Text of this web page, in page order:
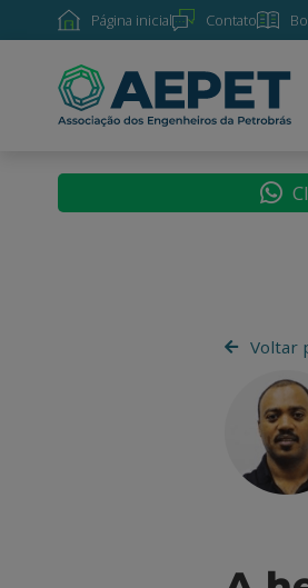
Página inicial Contato
Voltar